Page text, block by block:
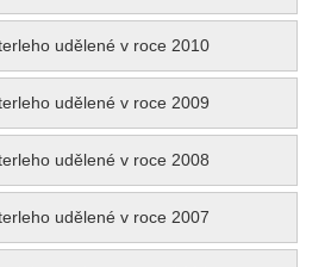
udělené v roce 2010
udělené v roce 2009
udělené v roce 2008
udělené v roce 2007